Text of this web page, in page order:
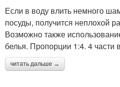
Если в воду влить немного
посуды, получится неплохой
Возможно также
белья. Пропорции 1:4. 4 части
читать дальше →